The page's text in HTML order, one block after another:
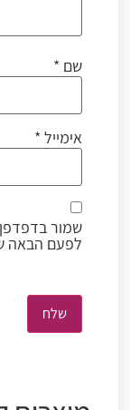
שם *
אימייל*
שמור
לפעם הבאה